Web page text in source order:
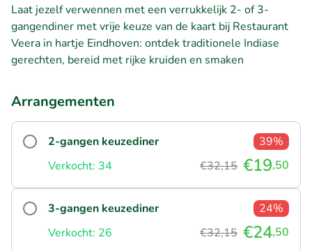
Laat jezelf verwennen met een verrukkelijk 2- of 3-
gangendiner met vrije keuze van de kaart bij Restaurant
Veera in hartje Eindhoven: ontdek traditionele Indiase
gerechten, bereid met rijke kruiden en smaken
Arrangementen
2-gangen keuzediner
39%
Verkocht: 34
€32,15 €19,50
3-gangen keuzediner
24%
Verkocht: 26
€32,15 €24,50